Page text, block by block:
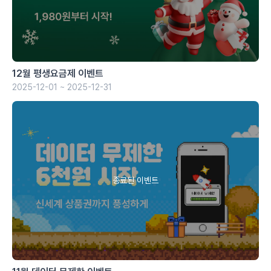
12월 평생요금제 이벤트
2025-12-01 ~ 2025-12-31